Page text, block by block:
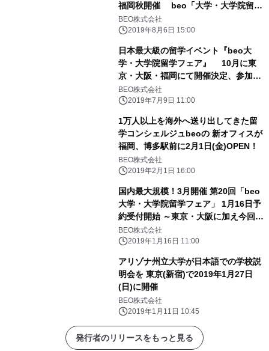
福岡秋開催 beo「大学・大学院留学
フェア」8月6日予約受付開始
BEO株式会社
2019年8月6日 15:00
日本最大級の留学イベント『beo大
学・大学院留学フェア』 10月に東
京・大阪・福岡にて開催決定、参加は
無料！
BEO株式会社
2019年7月9日 11:00
1万人以上を海外へ送り出してきた留
学コンシェルジュbeoの 新オフィスが
福岡、博多駅前に2月1日(金)OPEN！
BEO株式会社
2019年2月1日 16:00
国内最大規模！3月開催 第20回「beo
大学・大学院留学フェア」 1月16日予
約受付開始 ～東京・大阪に加え今回よ
り福岡開催も決定～
BEO株式会社
2019年1月16日 11:00
アリゾナ州立大学が日本語での学校説
明会を 東京(新宿)で2019年1月27日
(日)に開催
BEO株式会社
2019年1月11日 10:45
発行者のリリースをもっと見る